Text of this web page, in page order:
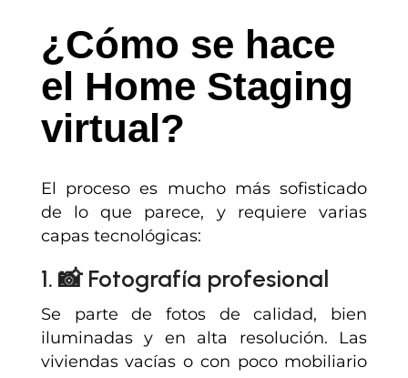
¿Cómo se hace
el Home Staging
virtual?
El proceso es mucho más sofisticado
de lo que parece, y requiere varias
capas tecnológicas:
1. 📸 Fotografía profesional
Se parte de fotos de calidad, bien
iluminadas y en alta resolución. Las
viviendas vacías o con poco mobiliario